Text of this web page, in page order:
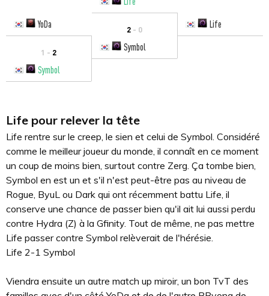
YoDa
2 - 0 Life
1 - 2
Symbol
Symbol
Life pour relever la tête
Life rentre sur le creep, le sien et celui de Symbol. Considéré
comme le meilleur joueur du monde, il connaît en ce moment
un coup de moins bien, surtout contre Zerg. Ça tombe bien,
Symbol en est un et s'il n'est peut-être pas au niveau de
Rogue, ByuL ou Dark qui ont récemment battu Life, il
conserve une chance de passer bien qu'il ait lui aussi perdu
contre Hydra (Z) à la Gfinity. Tout de même, ne pas mettre
Life passer contre Symbol relèverait de l'hérésie.
Life 2-1 Symbol
Viendra ensuite un autre match up miroir, un bon TvT des